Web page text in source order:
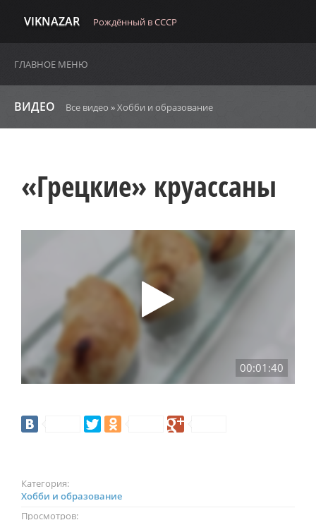
VIKNAZAR Рождённый в СССР
ГЛАВНОЕ МЕНЮ
ВИДЕО Все видео »Хобби и образование
«Грецкие» круассаны
00:01:40
Категория:
Хобби и образование
Просмотров: